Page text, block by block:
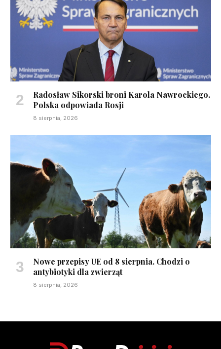
Radosław Sikorski broni Karola Nawrockiego.
Polska odpowiada Rosji
8 sierpnia, 2026
Nowe przepisy UE od 8 sierpnia. Chodzi o
antybiotyki dla zwierząt
8 sierpnia, 2026